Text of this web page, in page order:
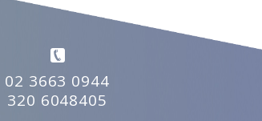
02 3663 0944
320 6048405